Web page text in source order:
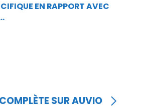
EN RAPPORT AVEC
SUR AUVIO